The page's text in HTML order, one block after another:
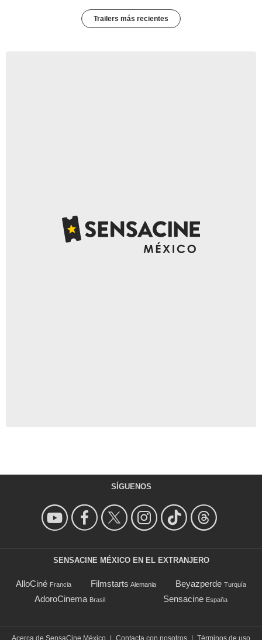
Trailers más recientes
SÍGUENOS
SENSACINE MÉXICO EN EL EXTRANJERO
AlloCiné Francia Filmstarts Alemania Beyazperde Turquía
AdoroCinema Brasil Sensacine España